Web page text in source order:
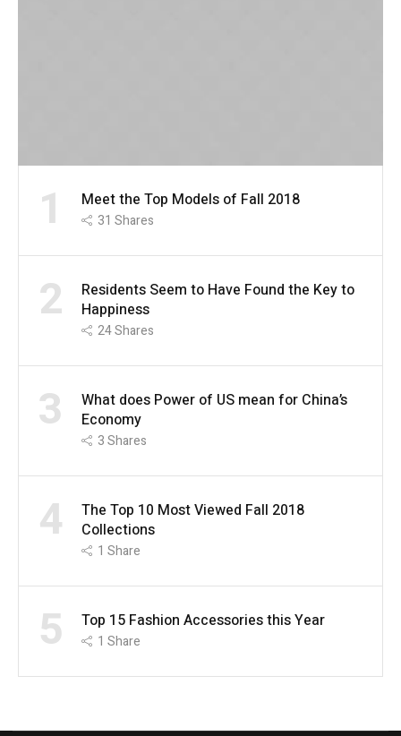
1 Meet the Top Models of Fall 2018
31 Shares
2
Residents Seem to Have Found the Key to
Happiness
24Shares
3
What does Power of US mean for China’s
Economy
3Shares
4
The Top 10 Most Viewed Fall 2018
Collections
1 Share
5 Top 15 Fashion Accessories this Year
1 Share